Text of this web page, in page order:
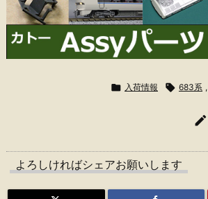
 入荷情報  683系 ,

よろしければシェアお願いします